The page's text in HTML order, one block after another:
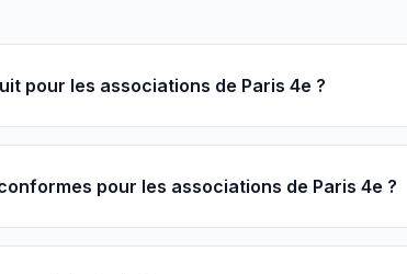
pour les associations de Paris 4e ?
pour les associations de Paris 4e ?